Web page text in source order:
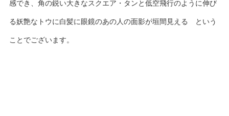
感でき、角の鋭い大きなスクエア・タンと低空飛行のように伸び
る妖艶なトウに白髪に眼鏡のあの人の面影が垣間見える という
ことでございます。